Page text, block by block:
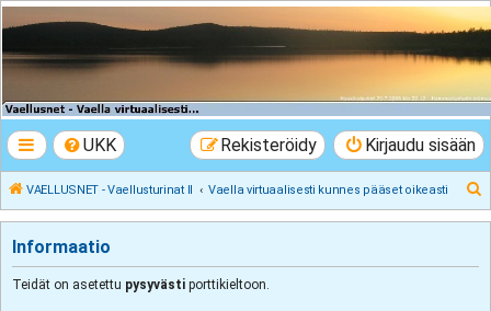
VAELLUSNET -
Vaellusturinat II
UKK Kirjaudu sisään
Rekisteröidy
VAELLUSNET - Vaellusturinat II Vaella virtuaalisesti kunnes pääset oikeasti
Informaatio
Teidät on asetettu pysyvästi porttikieltoon.